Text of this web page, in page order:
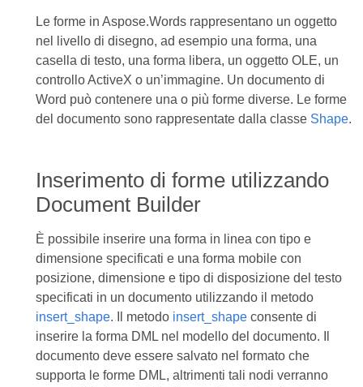
Le forme in Aspose.Words rappresentano un oggetto
nel livello di disegno, ad esempio una forma, una
casella di testo, una forma libera, un oggetto OLE, un
controllo ActiveX o un’immagine. Un documento di
Word può contenere una o più forme diverse. Le forme
del documento sono rappresentate dalla classe Shape.
Inserimento di forme utilizzando
Document Builder
È possibile inserire una forma in linea con tipo e
dimensione specificati e una forma mobile con
posizione, dimensione e tipo di disposizione del testo
specificati in un documento utilizzando il metodo
insert_shape. Il metodo insert_shapeconsente di
inserire la forma DML nel modello del documento. Il
documento deve essere salvato nel formato che
supporta le forme DML, altrimenti tali nodi verranno